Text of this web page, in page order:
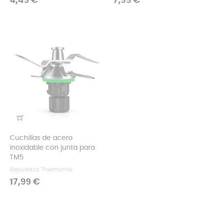
Cuchillas de acero
inoxidable con junta para
TM5
Repuestos Thermomix
Precio
17,99 €